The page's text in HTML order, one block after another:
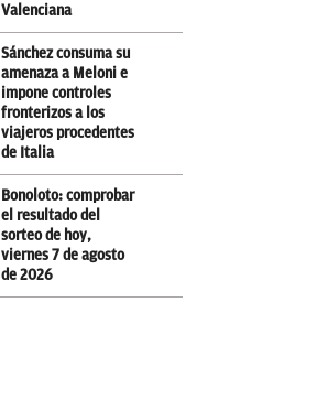
Valenciana
Sánchez consuma su
amenaza a Meloni e
impone controles
fronterizos a los
viajeros procedentes
de Italia
Bonoloto: comprobar
el resultado del
sorteo de hoy,
viernes 7 de agosto
de 2026